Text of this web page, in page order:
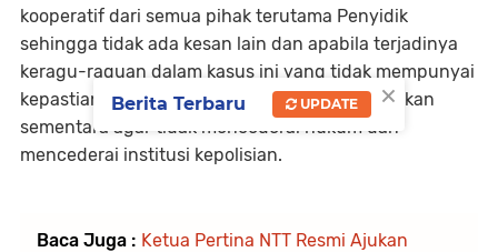
kooperatif dari semua pihak terutama Penyidik
sehingga tidak ada kesan lain dan apabila terjadinya
keragu-raguan dalam kasus ini yang tidak mempunyai
kepastian hukum yang jelas sebaiknya dihentikan
sementara agar tidak mencederai hukum dan
mencederai institusi kepolisian.
Baca Juga : Ketua Pertina NTT Resmi Ajukan
×
Berita Terbaru UPDATE